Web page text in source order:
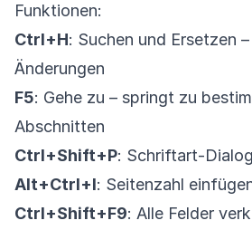
Funktionen:
Ctrl+H: Suchen und Ersetzen
Änderungen
F5: Gehe zu – springt zu
Abschnitten
Ctrl+Shift+P: Schriftart-
Alt+Ctrl+I: Seitenzahl
Ctrl+Shift+F9: Alle Felder